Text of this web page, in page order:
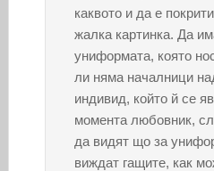
каквото и да е
жалка картинка. Да
униформата, която
ли няма началници
индивид, който й се
момента любовник,
да видят що за
виждат гащите, как